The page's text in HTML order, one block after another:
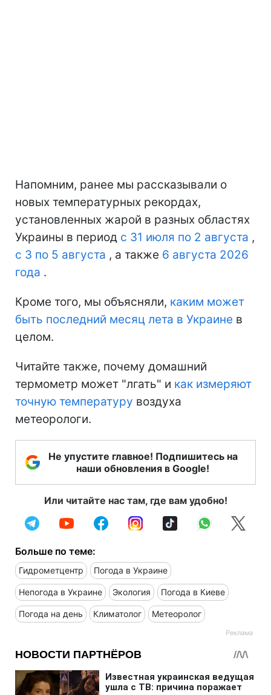
Напомним, ранее мы рассказывали о
новых температурных рекордах,
установленных жарой в разных областях
Украины в период с 31 июля по 2 августа ,
с 3 по 5 августа , а также 6 августа 2026
года .
Кроме того, мы объясняли, каким может
быть последний месяц лета в Украине в
целом.
Читайте также, почему домашний
термометр может "лгать" и как измеряют
точную температуру воздуха
метеорологи.
Не упустите главное! Подпишитесь на
наши обновления в Google!
Или читайте нас там, где вам удобно!
Больше по теме:
Гидрометцентр Погода в Украине
Непогода в Украине Экология Погода в Киеве
Погода на день Климатолог Метеоролог